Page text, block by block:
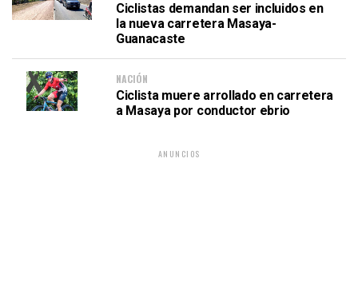
Ciclistas demandan ser incluidos en
la nueva carretera Masaya-
Guanacaste
NACIÓN
Ciclista muere arrollado en carretera
a Masaya por conductor ebrio
ANUNCIOS